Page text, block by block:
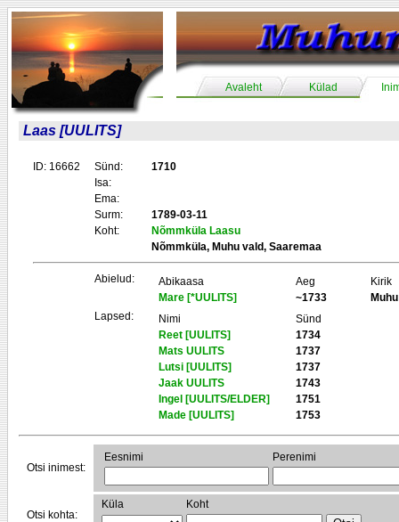
Avaleht Külad
Laas [UULITS]
ID: 16662 Sünd:
1710
Isa:
Ema:
Surm:
1789-03-11
Koht:
Nõmmküla Laasu
Nõmmküla, Muhu vald, Saaremaa
Abielud: Abikaasa Aeg
Kirik
Mare [*UULITS]
~1733
Muhu
Lapsed:
Nimi
Sünd
Reet [UULITS]
1734
Mats UULITS
1737
Lutsi [UULITS]
1737
Jaak UULITS
1743
Ingel [UULITS/ELDER]
1751
Made [UULITS]
1753
Otsi inimest:
Eesnimi Perenimi
Otsi kohta:
Küla Koht